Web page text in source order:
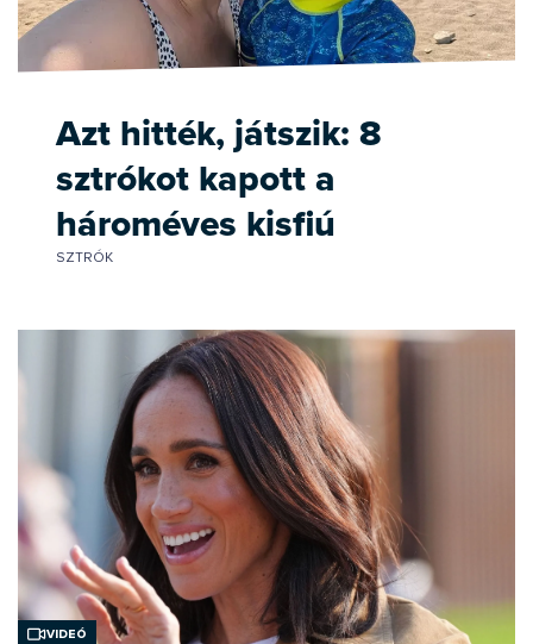
Azt hitték, játszik: 8
sztrókot kapott a
hároméves kisfiú
SZTRÓK
Videó